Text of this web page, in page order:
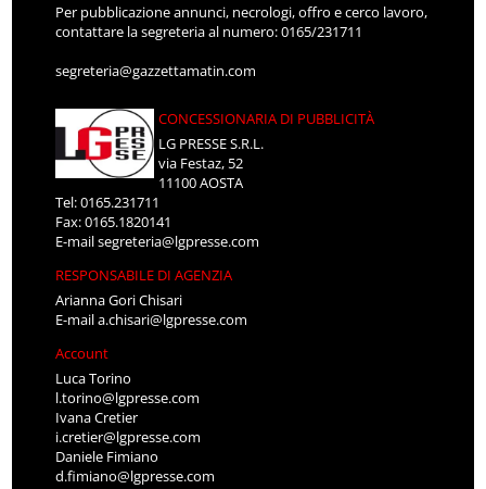
Per pubblicazione annunci, necrologi, offro e cerco lavoro,
contattare la segreteria al numero: 0165/231711
segreteria@gazzettamatin.com
CONCESSIONARIA DI PUBBLICITÀ
LG PRESSE S.R.L.
via Festaz, 52
11100 AOSTA
Tel: 0165.231711
Fax: 0165.1820141
E-mailsegreteria@lgpresse.com
RESPONSABILE DI AGENZIA
Arianna Gori Chisari
E-maila.chisari@lgpresse.com
Account
Luca Torino
l.torino@lgpresse.com
Ivana Cretier
i.cretier@lgpresse.com
Daniele Fimiano
d.fimiano@lgpresse.com